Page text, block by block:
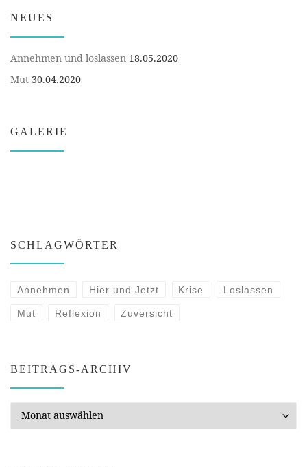
NEUES
Annehmen und loslassen 18.05.2020
Mut 30.04.2020
GALERIE
SCHLAGWÖRTER
Annehmen Hier und Jetzt Krise Loslassen
Mut Reflexion Zuversicht
BEITRAGS-ARCHIV